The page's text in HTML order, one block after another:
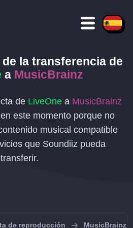
la transferencia de
a MusicBrainz
de LiveOnea MusicBrainz
este momento porque no
musical compatible
que Soundiiz pueda
transferir.
de reproducción MusicBrainz